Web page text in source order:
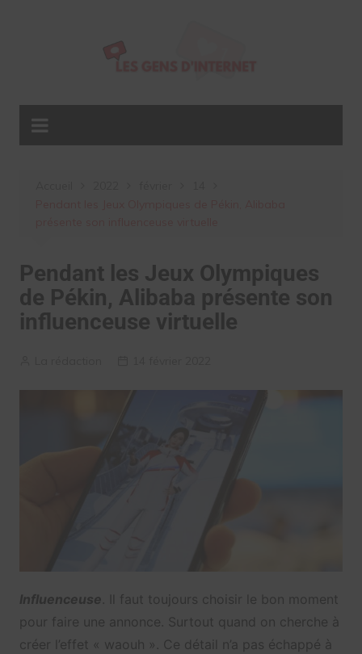
Pendant les Jeux Olympiques
de Pékin, Alibaba présente son
influenceuse virtuelle
Influenceuse . Il faut toujours choisir le bon moment
pour faire une annonce. Surtout quand on cherche à
créer l’effet « waouh ». Ce détail n’a pas échappé à